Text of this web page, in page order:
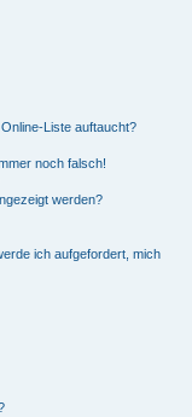
Liste auftaucht?
noch falsch!
werden?
ich aufgefordert, mich